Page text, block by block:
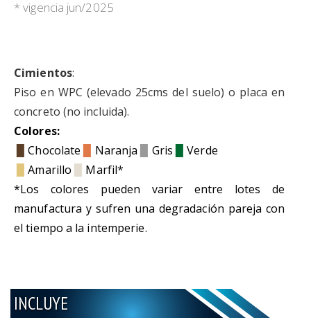
* vigencia jun/2025
Cimientos:
Piso en WPC (elevado 25cms del suelo) o placa en
concreto (no incluida).
Colores:
Chocolate Naranja Gris
Verde
▉Amarillo
Marfil*
*Los colores pueden variar entre lotes de
manufactura y sufren una degradación pareja con
el tiempo a la intemperie.
INCLUYE